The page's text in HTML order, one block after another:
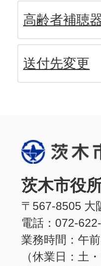
高齢者補聴
送付先変更
茨木市役
〒567-8505 大
電話：072-
業務時間：午
（休業日：土